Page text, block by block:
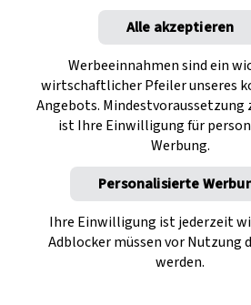
Alle akzeptieren
Werbeeinnahmen sind ein
wirtschaftlicher Pfeiler unseres
Angebots. Mindestvoraussetzung
ist Ihre Einwilligung für
Werbung.
Personalisierte
Ihre Einwilligung ist jederzeit
Adblocker müssen vor Nutzung
werden.